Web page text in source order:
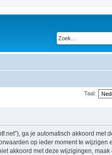
Taal:
ga je automatisch akkoord met
op ieder moment te wijzigen
akkoord met deze wijzigingen,